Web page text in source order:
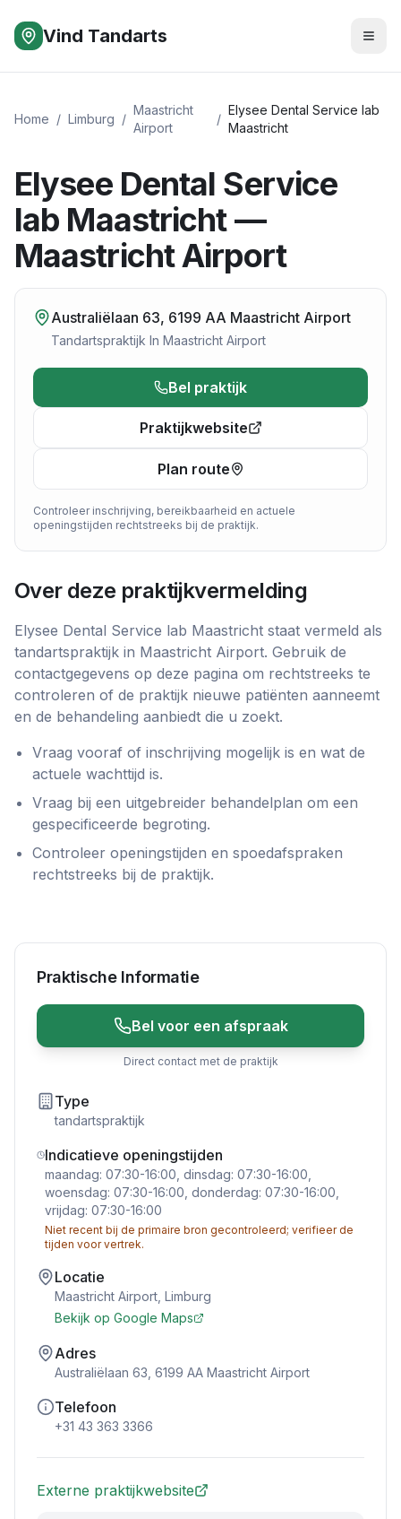
Vind Tandarts
Home / Limburg /
Maastricht
Airport
/
Elysee Dental Service lab
Maastricht
Elysee Dental Service
lab Maastricht —
Maastricht Airport
Australiëlaan 63, 6199 AA Maastricht Airport
Tandartspraktijk In Maastricht Airport
Bel praktijk
Praktijkwebsite
Plan route
Controleer inschrijving, bereikbaarheid en actuele
openingstijden rechtstreeks bij de praktijk.
Over deze praktijkvermelding
Elysee Dental Service lab Maastricht staat vermeld als
tandartspraktijk in Maastricht Airport. Gebruik de
contactgegevens op deze pagina om rechtstreeks te
controleren of de praktijk nieuwe patiënten aanneemt
en de behandeling aanbiedt die u zoekt.
Vraag vooraf of inschrijving mogelijk is en wat de
actuele wachttijd is.
Vraag bij een uitgebreider behandelplan om een
gespecificeerde begroting.
Controleer openingstijden en spoedafspraken
rechtstreeks bij de praktijk.
Praktische Informatie
Bel voor een afspraak
Direct contact met de praktijk
Type
tandartspraktijk
Indicatieve openingstijden
maandag: 07:30-16:00, dinsdag: 07:30-16:00,
woensdag: 07:30-16:00, donderdag: 07:30-16:00,
vrijdag: 07:30-16:00
Niet recent bij de primaire bron gecontroleerd; verifieer de
tijden voor vertrek.
Locatie
Maastricht Airport Limburg
Bekijk op Google Maps
Adres
Australiëlaan 63, 6199 AA Maastricht Airport
Telefoon
+31 43 363 3366
Externe praktijkwebsite